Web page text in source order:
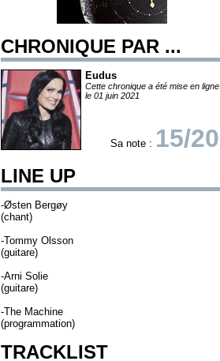
CHRONIQUE PAR ...
Eudus
Cette chronique a été mise en ligne
le 01 juin 2021
Sa note : 15/20
LINE UP
-Østen Bergøy
(chant)
-Tommy Olsson
(guitare)
-Arni Solie
(guitare)
-The Machine
(programmation)
TRACKLIST